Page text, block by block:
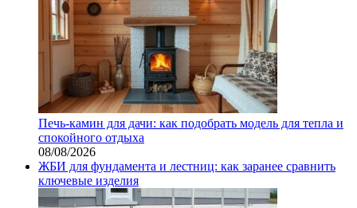
Печь-камин для дачи: как подобрать модель для тепла и
спокойного отдыха
08/08/2026
ЖБИ для фундамента и лестниц: как заранее сравнить
ключевые изделия